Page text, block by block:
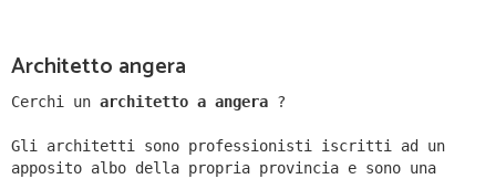
Architetto angera
Cerchi un architetto a angera ?
Gli architetti sono professionisti iscritti ad un
apposito albo della propria provincia e sono una